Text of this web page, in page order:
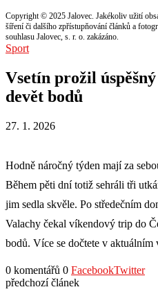
Copyright © 2025 Jalovec. Jakékoliv užití
šíření či dalšího zpřístupňování článků a
souhlasu Jalovec, s. r. o. zakázáno.
Sport
Vsetín prožil
devět bodů
27. 1. 2026
Hodně náročný týden mají za
Během pěti dní totiž sehráli tři
jim sedla skvěle. Po středečním
Valachy čekal víkendový trip do
bodů. Více se dočtete v aktuálním
0 komentářů 0 FacebookTwitter
předchozí článek